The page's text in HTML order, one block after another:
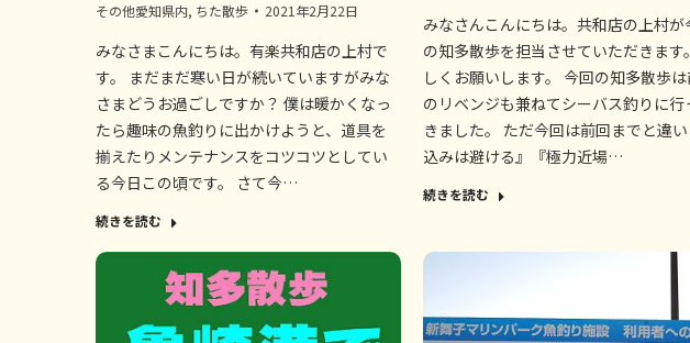
その他愛知県内, ちた散歩 2021年2月22日
みなさまこんにちは。有楽共和店の上村で
す。 まだまだ寒い日が続いていますがみな
さまどうお過ごしですか？ 僕は暖かくなっ
たら趣味の魚釣りに出かけようと、道具を
揃えたりメンテナンスをコツコツとしてい
る今日この頃です。 さて今…
続きを読む
みなさんこんにちは。共和店の上村が
の知多散歩を担当させていただきます
しくお願いします。 今回の知多散歩
のリベンジも兼ねてシーバス釣りに行
きました。 ただ今回は前回までと違
込みは避ける』『極力近場…
続きを読む